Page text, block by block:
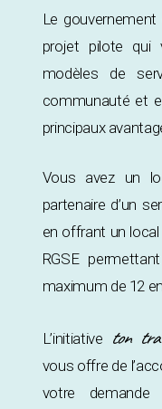
Le
projet pilote qui
modèles de
communauté et
principaux
Vous avez un
partenaire d’un
en offrant un
RGSE
maximum de 12
L’initiative ton
vous offre de
votre demande